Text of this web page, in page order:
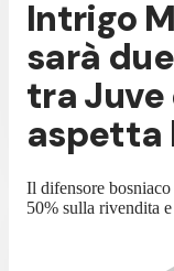
Intrigo
sarà
tra Juve
aspetta
Il difensore
50% sulla rivendita